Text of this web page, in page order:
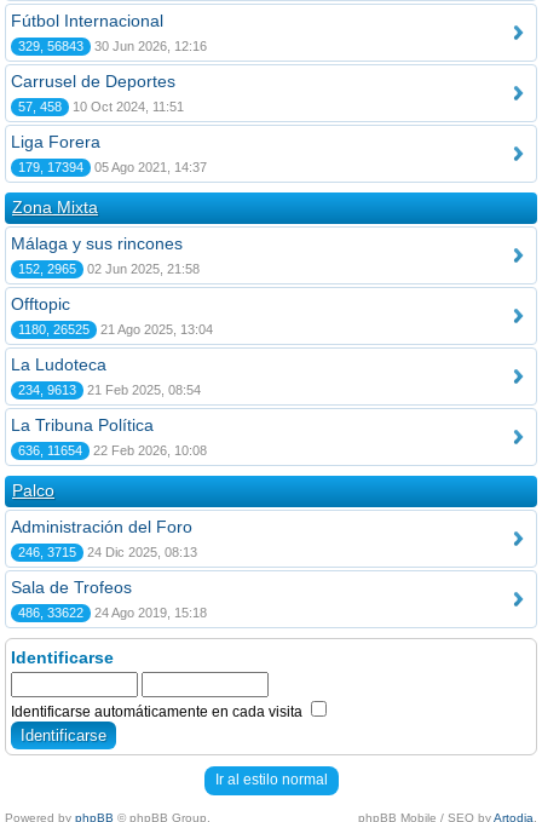
Fútbol Internacional
329, 56843 30 Jun 2026, 12:16
Carrusel de Deportes
57, 458 10 Oct 2024, 11:51
Liga Forera
179, 17394 05 Ago 2021, 14:37
Zona Mixta
Málaga y sus rincones
152, 2965 02 Jun 2025, 21:58
Offtopic
1180, 26525 21 Ago 2025, 13:04
La Ludoteca
234, 9613 21 Feb 2025, 08:54
La Tribuna Política
636, 11654 22 Feb 2026, 10:08
Palco
Administración del Foro
246, 3715 24 Dic 2025, 08:13
Sala de Trofeos
486, 33622 24 Ago 2019, 15:18
Identificarse
Identificarse automáticamente en cada visita
Ir al estilo normal
Powered by phpBB © phpBB Group. phpBB Mobile / SEO byArtodia